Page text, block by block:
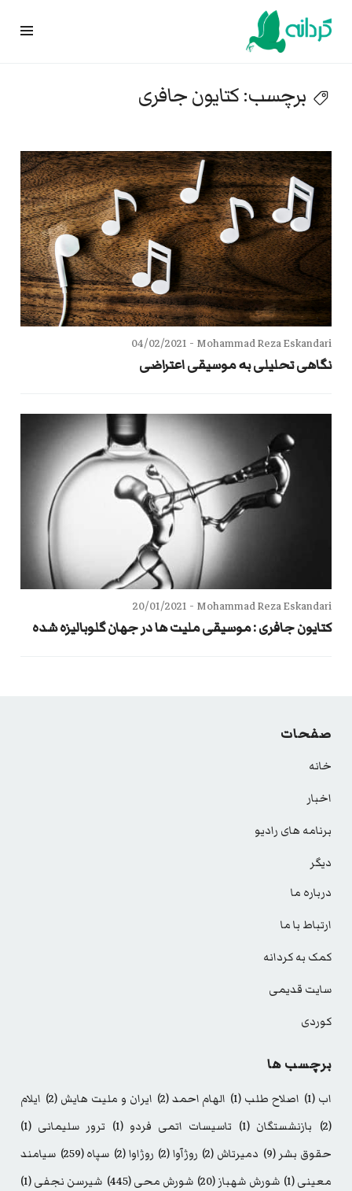
Skip
برچسب:کتایون جافری
Mohammad Reza Eskandari -
04/02/2021
نگاهی تحلیلی بە موسیقی اعتراضی
Mohammad Reza Eskandari -
20/01/2021
کتایون جافری : موسیقی ملیت ها در جهان گلوبالیزه شده
صفحات
خانه
اخبار
برنامه های رادیو
دیگر
درباره ما
ارتباط با ما
کمک به کردانه
سایت قدیمی
کوردی
برچسب ها
اب (1) اصلاح طلب (1) الهام احمد(2) ایران و ملیت هایش (2)
ایلام
(2)
بازنشستگان (1) تاسیسات اتمی فردو (1) ترور سلیمانی (1)
حقوق بشر (9) دمیرتاش (2) روژآوا(2) روژاوا(2) سپاه(259)
سیامند
معینی(1) شورش شهباز(20) شورش محی(445) شیرسن نجفی(1)